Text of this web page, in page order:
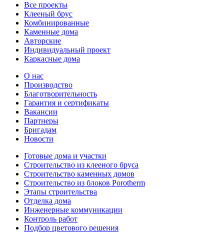
Все проекты
Клееный брус
Комбинированные
Каменные дома
Авторские
Индивидуальный проект
Каркасные дома
О нас
Производство
Благотворительность
Гарантия и сертификаты
Вакансии
Партнеры
Бригадам
Новости
Готовые дома и участки
Строительство из клееного бруса
Строительство каменных домов
Строительство из блоков Porotherm
Этапы строительства
Отделка дома
Инженерные коммуникации
Контроль работ
Подбор цветового решения